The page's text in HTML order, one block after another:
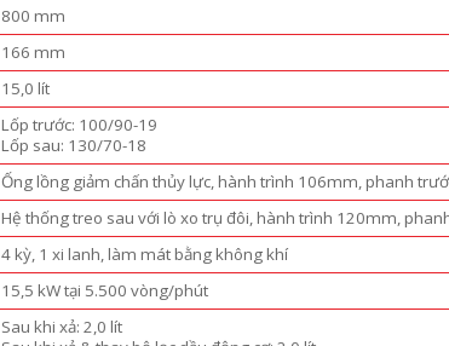
800 mm
166 mm
15,0 lít
Lốp trước: 100/90-19
Lốp sau: 130/70-18
Ống lồng giảm chấn thủy lực, hành trình 106mm, phanh
Hệ thống treo sau với lò xo trụ đôi, hành trình 120mm,
4 kỳ, 1 xi lanh, làm mát bằng không khí
15,5 kW tại 5.500 vòng/phút
Sau khi xả: 2,0 lít